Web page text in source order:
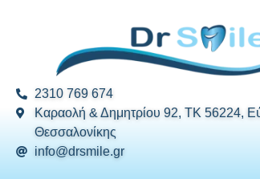
2310 769 674
Καραολή & Δημητρίου 92, ΤΚ 56224,
Θεσσαλονίκης
info@drsmile.gr